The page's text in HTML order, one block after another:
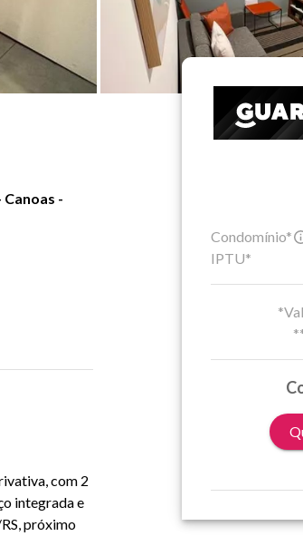
-
com 2
integrada e
próximo
Condomínio*
IPTU*